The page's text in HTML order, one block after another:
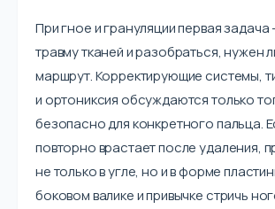
При гное и грануляции первая задача
травму тканей и разобраться, нужен
маршрут. Корректирующие системы,
и ортониксия обсуждаются только
безопасно для конкретного пальца.
повторно врастает после удаления,
не только в угле, но и в форме
боковом валике и привычке стричь